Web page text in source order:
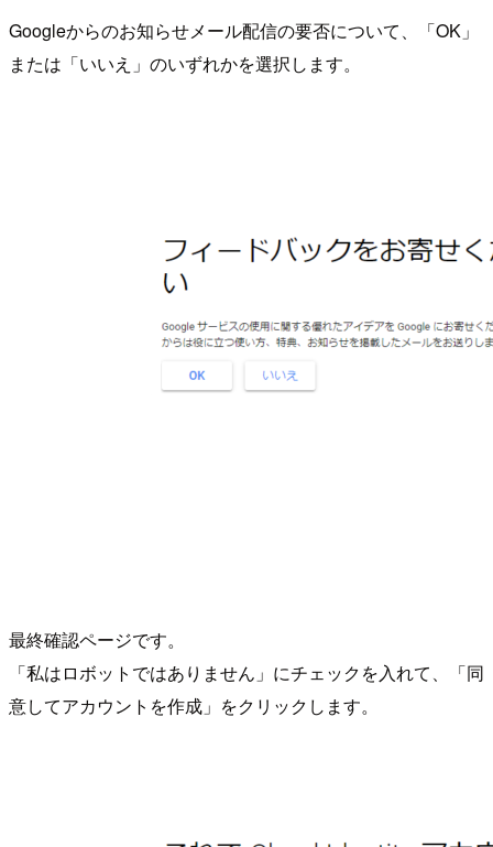
Googleからのお知らせメール配信の要否について、「OK」
または「いいえ」のいずれかを選択します。
最終確認ページです。
「私はロボットではありません」にチェックを入れて、「同
意してアカウントを作成」をクリックします。